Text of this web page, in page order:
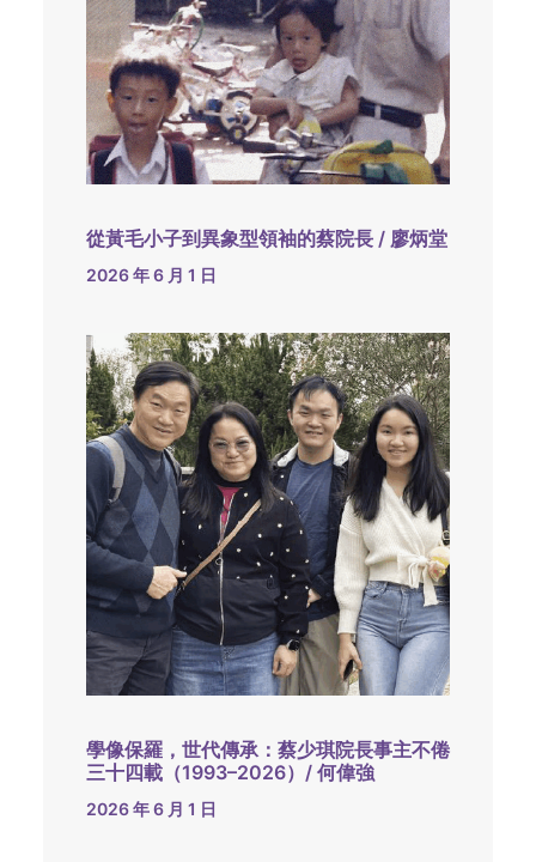
從黃毛小子到異象型領袖的蔡院長 / 廖炳堂
2026 年 6 月 1 日
學像保羅，世代傳承：蔡少琪院長事主不倦
三十四載（1993–2026）/ 何偉強
2026 年 6 月 1 日